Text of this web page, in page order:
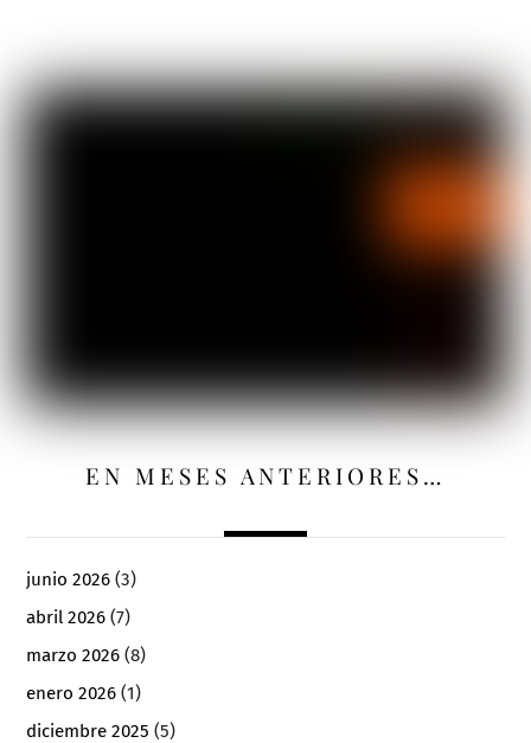
EN MESES ANTERIORES…
junio 2026 (3)
abril 2026 (7)
marzo 2026 (8)
enero 2026 (1)
diciembre 2025 (5)